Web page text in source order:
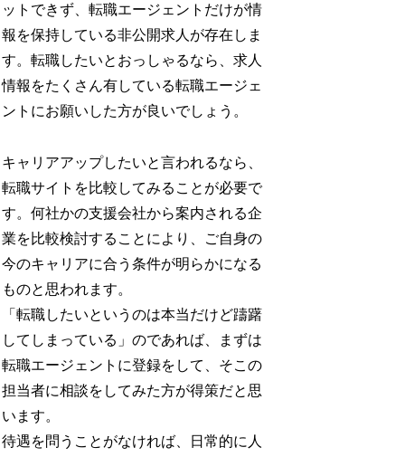
ットできず、転職エージェントだけが情
報を保持している非公開求人が存在しま
す。転職したいとおっしゃるなら、求人
情報をたくさん有している転職エージェ
ントにお願いした方が良いでしょう。
キャリアアップしたいと言われるなら、
転職サイトを比較してみることが必要で
す。何社かの支援会社から案内される企
業を比較検討することにより、ご自身の
今のキャリアに合う条件が明らかになる
ものと思われます。
「転職したいというのは本当だけど躊躇
してしまっている」のであれば、まずは
転職エージェントに登録をして、そこの
担当者に相談をしてみた方が得策だと思
います。
待遇を問うことがなければ、日常的に人